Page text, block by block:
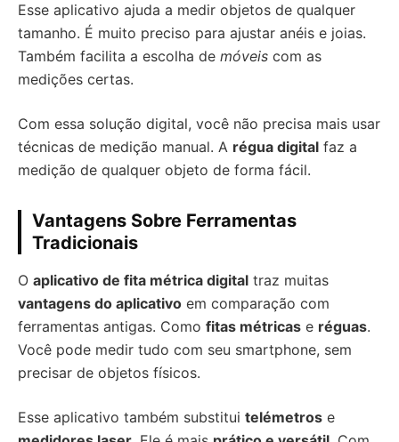
Esse aplicativo ajuda a medir objetos de qualquer
tamanho. É muito preciso para ajustar anéis e joias.
Também facilita a escolha de móveis com as
medições certas.
Com essa solução digital, você não precisa mais usar
técnicas de medição manual. A régua digital faz a
medição de qualquer objeto de forma fácil.
Vantagens Sobre Ferramentas
Tradicionais
O aplicativo de fita métrica digital traz muitas
vantagens do aplicativo em comparação com
ferramentas antigas. Como fitas métricas e réguas.
Você pode medir tudo com seu smartphone, sem
precisar de objetos físicos.
Esse aplicativo também substitui telémetros e